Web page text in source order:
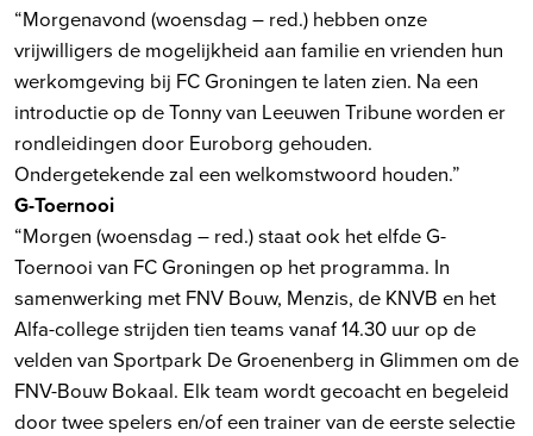
“Morgenavond (woensdag – red.) hebben onze
vrijwilligers de mogelijkheid aan familie en vrienden hun
werkomgeving bij FC Groningen te laten zien. Na een
introductie op de Tonny van Leeuwen Tribune worden er
rondleidingen door Euroborg gehouden.
Ondergetekende zal een welkomstwoord houden.”
G-Toernooi
“Morgen (woensdag – red.) staat ook het elfde G-
Toernooi van FC Groningen op het programma. In
samenwerking met FNV Bouw, Menzis, de KNVB en het
Alfa-college strijden tien teams vanaf 14.30 uur op de
velden van Sportpark De Groenenberg in Glimmen om de
FNV-Bouw Bokaal. Elk team wordt gecoacht en begeleid
door twee spelers en/of een trainer van de eerste selectie